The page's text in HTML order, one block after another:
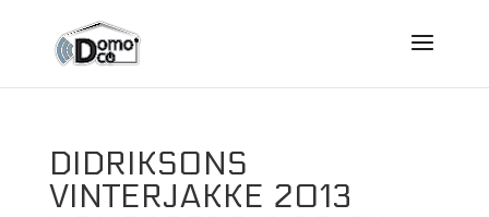
DIDRIKSONS
VINTERJAKKE 2013